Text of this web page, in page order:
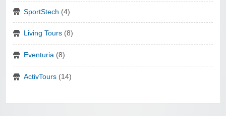
SportStech (4)
Living Tours (8)
Eventuria (8)
ActivTours (14)